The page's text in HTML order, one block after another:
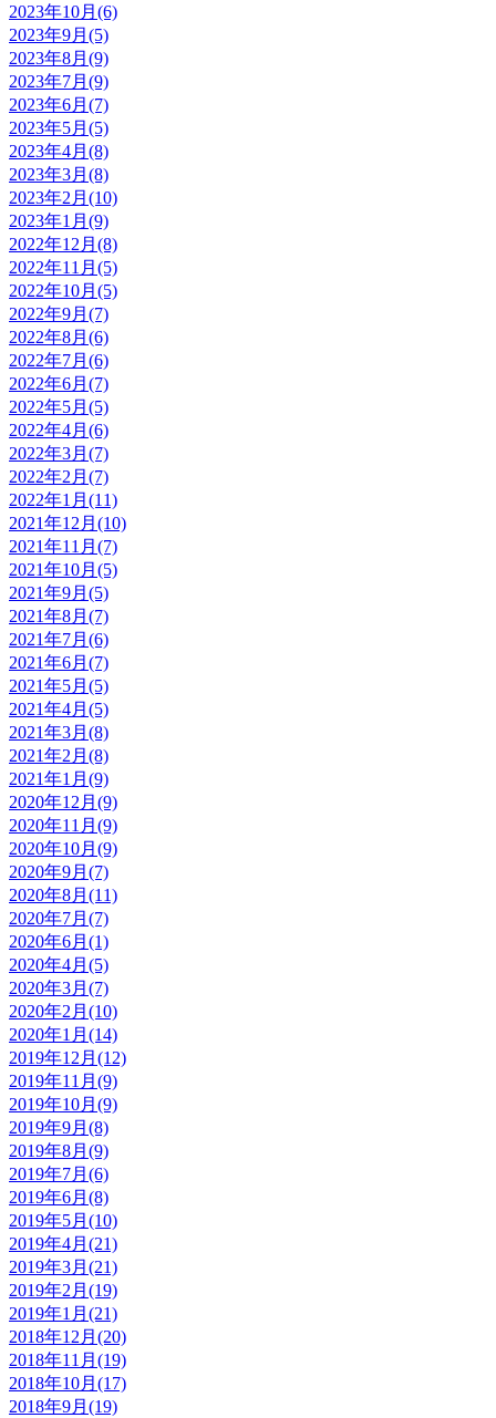
2023年10月(6)
2023年9月(5)
2023年8月(9)
2023年7月(9)
2023年6月(7)
2023年5月(5)
2023年4月(8)
2023年3月(8)
2023年2月(10)
2023年1月(9)
2022年12月(8)
2022年11月(5)
2022年10月(5)
2022年9月(7)
2022年8月(6)
2022年7月(6)
2022年6月(7)
2022年5月(5)
2022年4月(6)
2022年3月(7)
2022年2月(7)
2022年1月(11)
2021年12月(10)
2021年11月(7)
2021年10月(5)
2021年9月(5)
2021年8月(7)
2021年7月(6)
2021年6月(7)
2021年5月(5)
2021年4月(5)
2021年3月(8)
2021年2月(8)
2021年1月(9)
2020年12月(9)
2020年11月(9)
2020年10月(9)
2020年9月(7)
2020年8月(11)
2020年7月(7)
2020年6月(1)
2020年4月(5)
2020年3月(7)
2020年2月(10)
2020年1月(14)
2019年12月(12)
2019年11月(9)
2019年10月(9)
2019年9月(8)
2019年8月(9)
2019年7月(6)
2019年6月(8)
2019年5月(10)
2019年4月(21)
2019年3月(21)
2019年2月(19)
2019年1月(21)
2018年12月(20)
2018年11月(19)
2018年10月(17)
2018年9月(19)